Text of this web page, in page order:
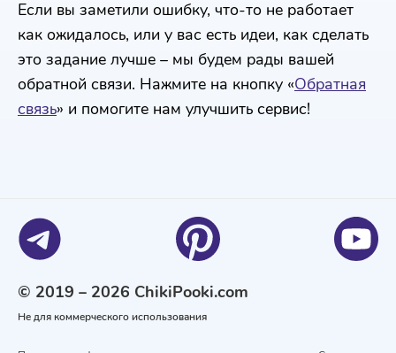
Если вы заметили ошибку, что-то не работает
как ожидалось, или у вас есть идеи, как сделать
это задание лучше – мы будем рады вашей
обратной связи. Нажмите на кнопку «Обратная
связь» и помогите нам улучшить сервис!
© 2019 – 2026 ChikiPooki.com
Не для коммерческого использования